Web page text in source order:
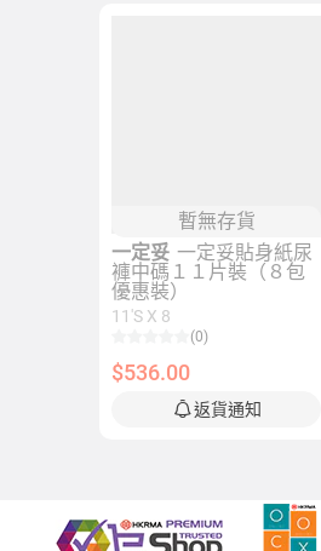
暫無存貨
一定妥 一定妥貼身紙尿
褲中碼１１片裝（８包
優惠裝）
11'S X 8
(0)
$536.00
返貨通知